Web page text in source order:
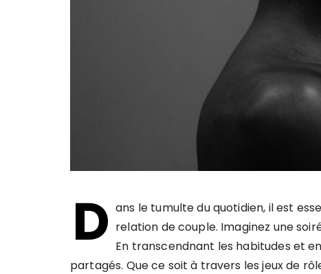
D ans le tumulte du quotidien, il est
relation de couple. Imaginez une
En transcendnant les habitudes et
partagés. Que ce soit à travers les jeux de